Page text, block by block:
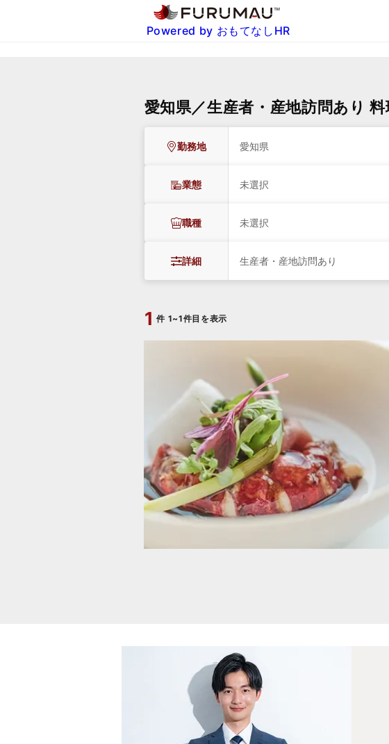
Powered by おもてなしHR
愛知県／生産者・産地訪問あり
勤務地 愛知県
業態 未選択
職種 未選択
詳細 生産者・産地訪問あり
1 件 1~1件目を表示